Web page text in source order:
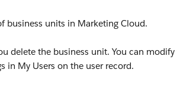
business units in Marketing Cloud.
delete the business unit. You can modify
in My Users on the user record.